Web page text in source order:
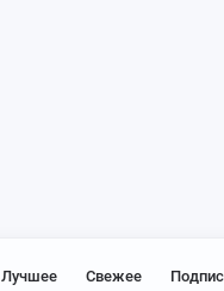
Лучшее Свежее